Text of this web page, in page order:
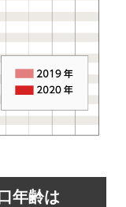
年齢は